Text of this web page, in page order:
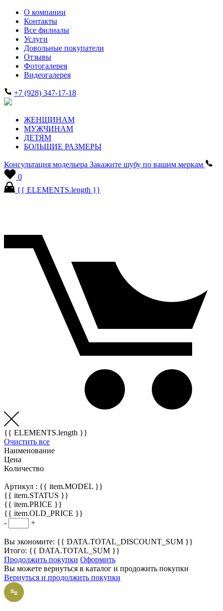
О компании
Контакты
Все филиалы
Услуги
Довольные покупатели
Отзывы
Фотогалерея
Видеогалерея
+7 (928) 347-17-18
ЖЕНЩИНАМ
МУЖЧИНАМ
ДЕТЯМ
БОЛЬШИЕ РАЗМЕРЫ
Консультация модельера Закажите шубу по вашим меркам
0
{{ ELEMENTS.length }}
{{ ELEMENTS.length }}
Очистить все
Наименование
Цена
Количество
Артикул : {{ item.MODEL }}
{{ item.STATUS }}
{{ item.PRICE }}
{{ item.OLD_PRICE }}
-
+
Вы экономите: {{ DATA.TOTAL_DISCOUNT_SUM }}
Итого: {{ DATA.TOTAL_SUM }}
Продолжить покупки Оформить
Вы можете вернуться в каталог и продожить покупки
Вернуться и продолжить покупки